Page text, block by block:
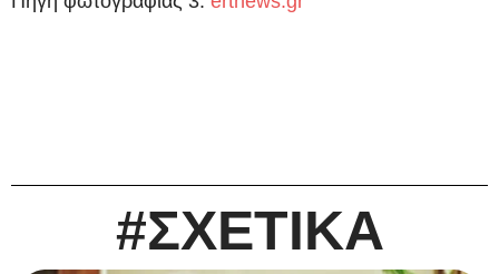
#ΣΧΕΤΙΚΑ